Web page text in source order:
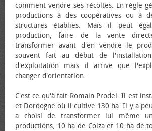
comment vendre ses récoltes. En règle
productions à des coopératives ou à
structures établies. Mais il peut
production, faire de la vente
transformer avant d'en vendre le
souvent fait au début de
d'exploitation mais il arrive que
changer d'orientation.
C'est ce qu'à fait Romain Prodel. Il est
et Dordogne où il cultive 130 ha. Il y a
a choisi de transformer lui même
productions, 10 ha de Colza et 10 ha de